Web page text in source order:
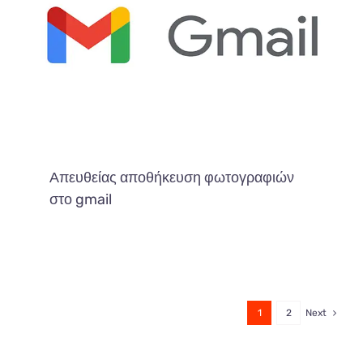
Απευθείας αποθήκευση φωτογραφιών
στο gmail
1 2 Next